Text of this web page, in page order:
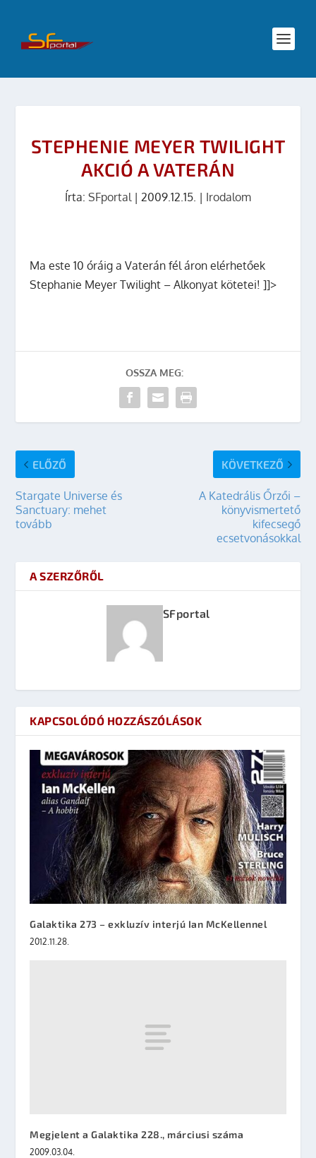
STEPHENIE MEYER TWILIGHT
AKCIÓ A VATERÁN
Írta: SFportal| 2009.12.15. | Irodalom
Ma este 10 óráig a Vaterán fél áron elérhetőek
Stephanie Meyer Twilight – Alkonyat kötetei!]]>
OSSZA MEG:
ELŐZŐ
Stargate Universe és
Sanctuary: mehet
tovább
KÖVETKEZŐ
A Katedrális Őrzői –
könyvismertető
kifecsegő
ecsetvonásokkal
A SZERZŐRŐL
SFportal
KAPCSOLÓDÓ HOZZÁSZÓLÁSOK
Galaktika 273 – exkluzív interjú Ian McKellennel
2012.11.28.
Megjelent a Galaktika 228., márciusi száma
2009.03.04.